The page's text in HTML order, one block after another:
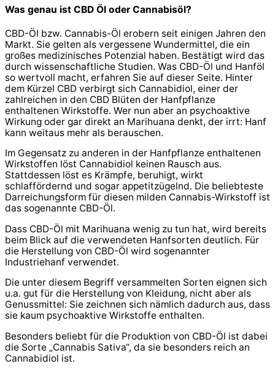
Was genau ist CBD Öl oder Cannabisöl?
CBD-Öl bzw. Cannabis-Öl erobern seit einigen Jahren den
Markt. Sie gelten als vergessene Wundermittel, die ein
großes medizinisches Potenzial haben. Bestätigt wird das
durch wissenschaftliche Studien. Was CBD-Öl und Hanföl
so wertvoll macht, erfahren Sie auf dieser Seite. Hinter
dem Kürzel CBD verbirgt sich Cannabidiol, einer der
zahlreichen in den CBD Blüten der Hanfpflanze
enthaltenen Wirkstoffe. Wer nun aber an psychoaktive
Wirkung oder gar direkt an Marihuana denkt, der irrt: Hanf
kann weitaus mehr als berauschen.
Im Gegensatz zu anderen in der Hanfpflanze enthaltenen
Wirkstoffen löst Cannabidiol keinen Rausch aus.
Stattdessen löst es Krämpfe, beruhigt, wirkt
schlaffördernd und sogar appetitzügelnd. Die beliebteste
Darreichungsform für diesen milden Cannabis-Wirkstoff ist
das sogenannte CBD-Öl.
Dass CBD-Öl mit Marihuana wenig zu tun hat, wird bereits
beim Blick auf die verwendeten Hanfsorten deutlich. Für
die Herstellung von CBD-Öl wird sogenannter
Industriehanf verwendet.
Die unter diesem Begriff versammelten Sorten eignen sich
u.a. gut für die Herstellung von Kleidung, nicht aber als
Genussmittel: Sie zeichnen sich nämlich dadurch aus, dass
sie kaum psychoaktive Wirkstoffe enthalten.
Besonders beliebt für die Produktion von CBD-Öl ist dabei
die Sorte „Cannabis Sativa“, da sie besonders reich an
Cannabidiol ist.